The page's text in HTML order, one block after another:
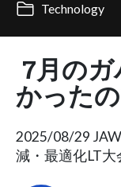
Technology
7月の
かった
2025/08/29
減・最適化LT大